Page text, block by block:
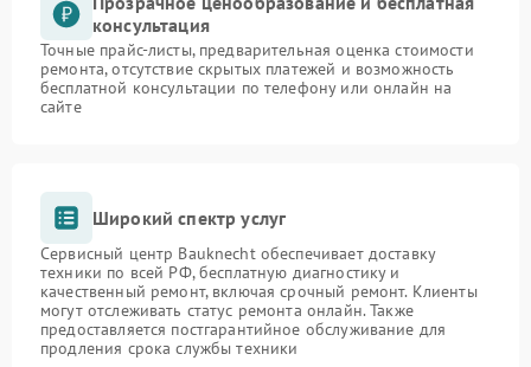
консультация
Точные прайс-листы, предварительная оценка стоимости
ремонта, отсутствие скрытых платежей и возможность
бесплатной консультации по телефону или онлайн на
сайте
Широкий спектр услуг
Сервисный центр Bauknecht обеспечивает доставку
техники по всей РФ, бесплатную диагностику и
качественный ремонт, включая срочный ремонт. Клиенты
могут отслеживать статус ремонта онлайн. Также
предоставляется постгарантийное обслуживание для
продления срока службы техники